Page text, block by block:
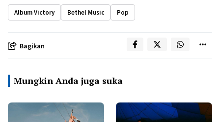
Album Victory Bethel Music Pop
Bagikan
Mungkin Anda juga suka